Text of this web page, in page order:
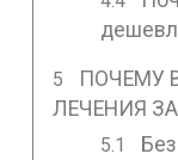
ПОЧЕМУ
ЛЕЧЕНИЯ